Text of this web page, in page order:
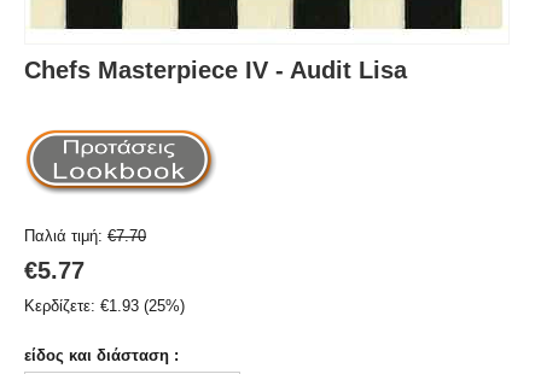
Chefs Masterpiece IV - Audit Lisa
Παλιά τιμή: €7.70
€5.77
Κερδίζετε: €1.93 (25%)
είδος και διάσταση :